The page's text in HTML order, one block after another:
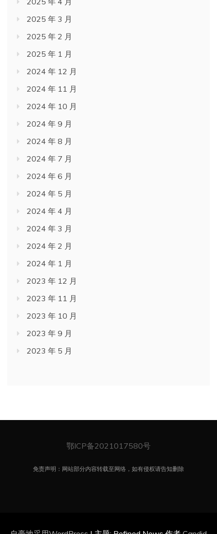
2025 年 3 月
2025 年 2 月
2025 年 1 月
2024 年 12 月
2024 年 11 月
2024 年 10 月
2024 年 9 月
2024 年 8 月
2024 年 7 月
2024 年 6 月
2024 年 5 月
2024 年 4 月
2024 年 3 月
2024 年 2 月
2024 年 1 月
2023 年 12 月
2023 年 11 月
2023 年 10 月
2023 年 9 月
2023 年 5 月
鄂ICP备2021017580号
免责声明：网站部分内容转载至网络，如有侵权请告知删除